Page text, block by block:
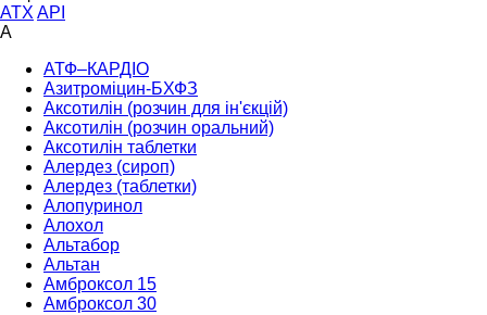
ATX API
А
АТФ–КАРДІО
Азитроміцин-БХФЗ
Аксотилін (розчин для ін'єкцій)
Аксотилін (розчин оральний)
Аксотилін таблетки
Алердез (сироп)
Алердез (таблетки)
Алопуринол
Алохол
Альтабор
Альтан
Амброксол 15
Амброксол 30